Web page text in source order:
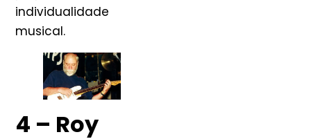
individualidade
musical.
4 – Roy